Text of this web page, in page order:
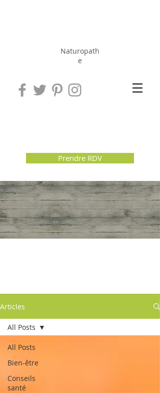
Naturopath
e
Prendre RDV
Articles
All Posts
Bien-être
Conseils
santé
All Posts